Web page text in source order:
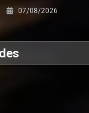
07/08/2026